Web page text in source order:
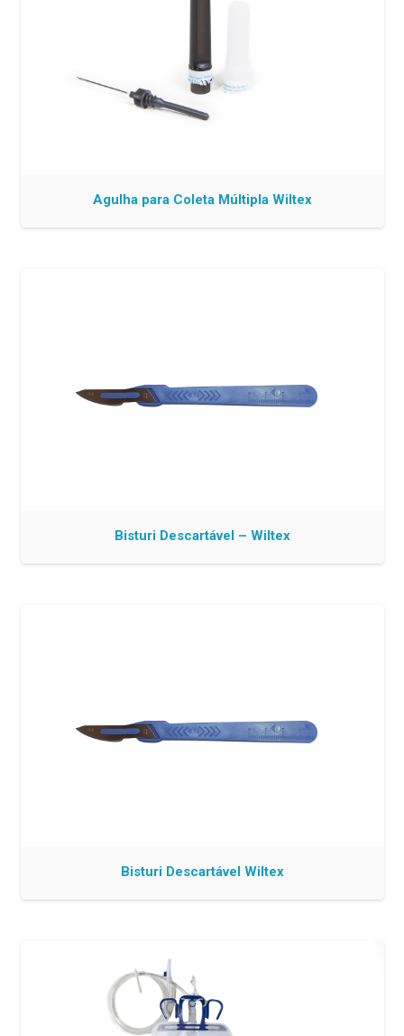
Agulha para Coleta Múltipla Wiltex
Bisturi Descartável – Wiltex
Bisturi Descartável Wiltex